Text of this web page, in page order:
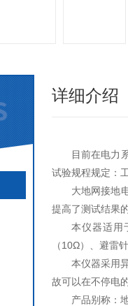
详细介绍
目前在电力
试验规程规定：
大地网接地
提高了测试结果
本仪器适用
（10Ω）、避雷
本仪器采用
故可以在不停电
产品别称：